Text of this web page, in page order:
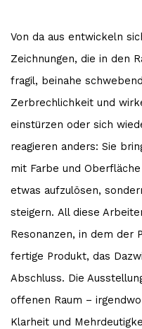
Von da aus entwickeln
Zeichnungen, die in den
fragil, beinahe
Zerbrechlichkeit und
einstürzen oder sich
reagieren anders: Sie
mit Farbe und
etwas aufzulösen,
steigern. All diese
Resonanzen, in dem der
fertige Produkt, das
Abschluss. Die
offenen Raum –
Klarheit und